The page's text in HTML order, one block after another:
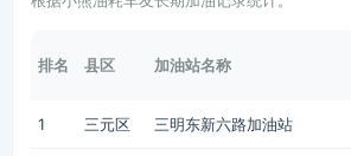
排名 县区 加油站名称
1 三元区 三明东新六路加油站